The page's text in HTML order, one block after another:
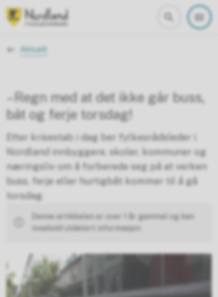
Du er her:
Aktuelt
–Regn med at det ikke går buss,
båt og ferje torsdag!
Etter krisestab i dag ber fylkesrådsleder i
Nordland innbyggere, skoler, kommuner og
næringsliv om å forberede seg på at verken
buss, ferje eller hurtigbåt kommer til å gå
torsdag.
Denne artikkelen er over 1 år gammel og kan
innehold utdatert informasjon